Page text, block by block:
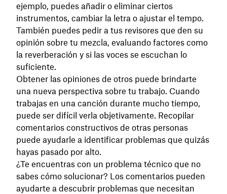
ejemplo, puedes añadir o eliminar ciertos
instrumentos, cambiar la letra o ajustar el tempo.
También puedes pedir a tus revisores que den su
opinión sobre tu mezcla, evaluando factores como
la reverberación y si las voces se escuchan lo
suficiente.
Obtener las opiniones de otros puede brindarte
una nueva perspectiva sobre tu trabajo. Cuando
trabajas en una canción durante mucho tiempo,
puede ser difícil verla objetivamente. Recopilar
comentarios constructivos de otras personas
puede ayudarle a identificar problemas que quizás
hayas pasado por alto.
¿Te encuentras con un problema técnico que no
sabes cómo solucionar? Los comentarios pueden
ayudarte a descubrir problemas que necesitan